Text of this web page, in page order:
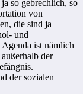
so gebrechlich, so
von
die sind ja
und
ist nämlich
der
der sozialen